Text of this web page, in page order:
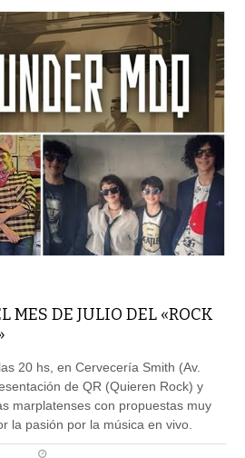
MES DE JULIO DEL «ROCK
20 hs, en Cervecería Smith (Av.
de QR (Quieren Rock) y
marplatenses con propuestas muy
la pasión por la música en vivo.